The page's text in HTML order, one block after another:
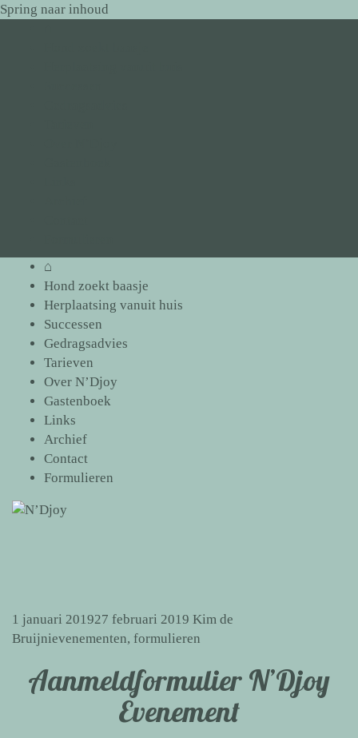
Spring naar inhoud
⌂
Hond zoekt baasje
Herplaatsing vanuit huis
Successen
Gedragsadvies
Tarieven
Over N’Djoy
Gastenboek
Links
Archief
Contact
Formulieren
1 januari 201927 februari 2019 Kim de
Bruijnievenementen, formulieren
Aanmeldformulier N’Djoy
Evenement